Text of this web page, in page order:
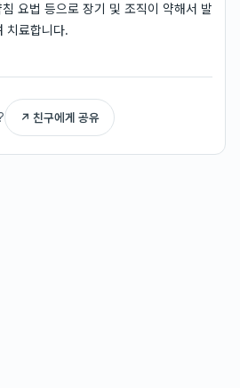
요법 등으로 장기 및 조직이 약해서 발
치료합니다.
↗ 친구에게 공유